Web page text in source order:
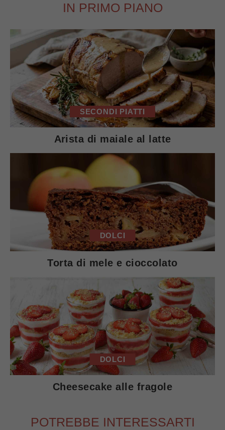
IN PRIMO PIANO
SECONDI PIATTI
Arista di maiale al latte
DOLCI
Torta di mele e cioccolato
DOLCI
Cheesecake alle fragole
POTREBBE INTERESSARTI